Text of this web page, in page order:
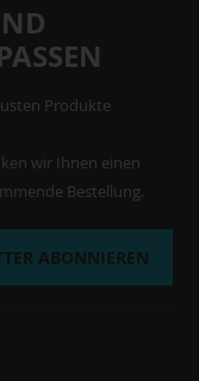
Produkte
wir Ihnen einen
Bestellung.
ABONNIEREN